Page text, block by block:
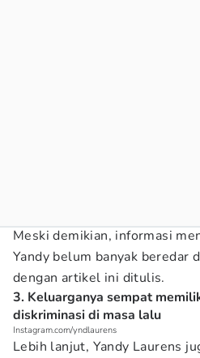
Meski demikian, informasi
Yandy belum banyak beredar
dengan artikel ini ditulis.
3. Keluarganya sempat
diskriminasi di masa lalu
Instagram.com/yndlaurens
Lebih lanjut, Yandy Laurens